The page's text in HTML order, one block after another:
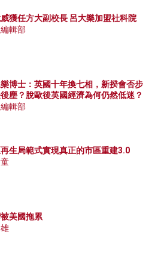
獲任方大副校長 呂大樂加盟社科院
輯部
博士：英國十年換七相，新揆會否步
塵？脫歐後英國經濟為何仍然低迷？
輯部
生局範式實現真正的市區重建3.0
美國拖累